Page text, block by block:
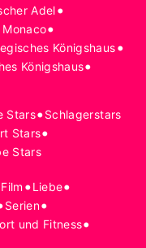
Adel•
•
Königshaus•
Königshaus•
Stars•Schlagerstars
Stars•
Stars
•Liebe•
Serien•
und Fitness•